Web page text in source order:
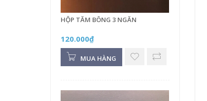
HỘP TĂM BÔNG 3 NGĂN
120.000₫
MUA HÀNG